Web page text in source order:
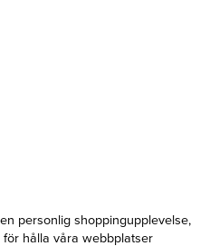
personlig shoppingupplevelse,
hålla våra webbplatser